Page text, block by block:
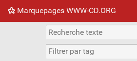
Marquepages WWW-CD.ORG
Nuage de tags Mur d'images